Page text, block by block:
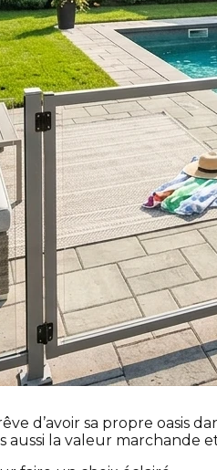
d’avoir sa propre oasis
la valeur marchande